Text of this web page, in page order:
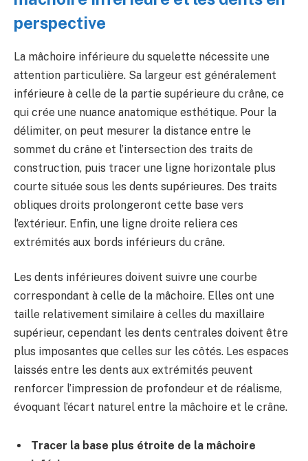
perspective
La mâchoire inférieure du squelette nécessite une
attention particulière. Sa largeur est généralement
inférieure à celle de la partie supérieure du crâne, ce
qui crée une nuance anatomique esthétique. Pour la
délimiter, on peut mesurer la distance entre le
sommet du crâne et l’intersection des traits de
construction, puis tracer une ligne horizontale plus
courte située sous les dents supérieures. Des traits
obliques droits prolongeront cette base vers
l’extérieur. Enfin, une ligne droite reliera ces
extrémités aux bords inférieurs du crâne.
Les dents inférieures doivent suivre une courbe
correspondant à celle de la mâchoire. Elles ont une
taille relativement similaire à celles du maxillaire
supérieur, cependant les dents centrales doivent être
plus imposantes que celles sur les côtés. Les espaces
laissés entre les dents aux extrémités peuvent
renforcer l’impression de profondeur et de réalisme,
évoquant l’écart naturel entre la mâchoire et le crâne.
Tracer la base plus étroite de la mâchoire